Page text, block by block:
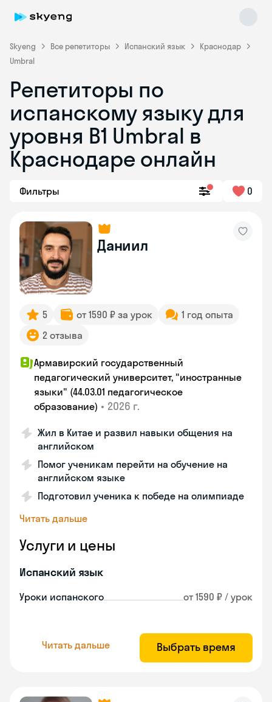
Skyeng Все репетиторы Испанский язык
Краснодар
Umbral
Репетиторы по
испанскому языку для
уровня В1 Umbral в
Краснодаре онлайн
Фильтры 0
Даниил
5 от 1590 ₽ за урок
1 год опыта
2 отзыва
Армавирский государственный
педагогический университет, "иностранные
языки" (44.03.01 педагогическое
образование) • 2026 г.
Жил в Китае и развил навыки общения на
английском
Помог ученикам перейти на обучение на
английском языке
Подготовил ученика к победе на олимпиаде
Читать дальше
Услуги и цены
Испанский язык
Уроки испанского от 1590 ₽ / урок
Читать дальше Выбрать время
Skyeng Chat